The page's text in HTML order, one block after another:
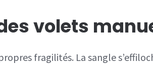
volets
fragilités. La sangle